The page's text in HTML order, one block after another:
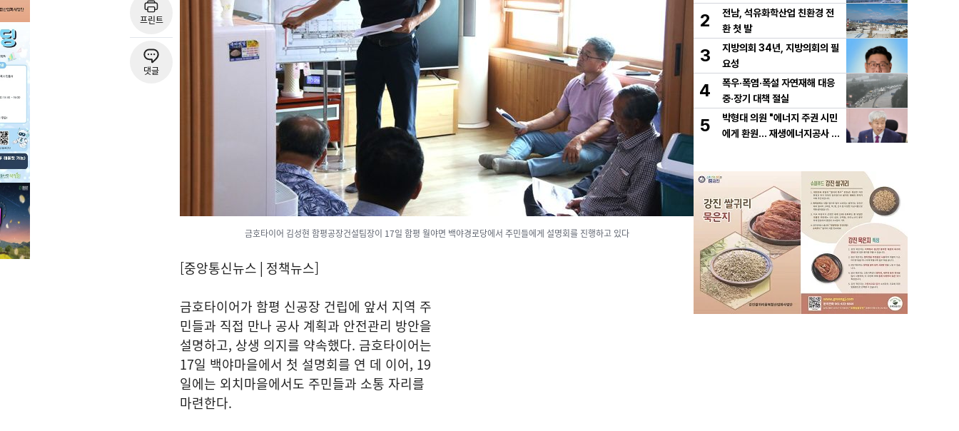
프린트
댓글
금호타이어 김성현 함평공장건설팀장이 17일 함평 월야면 백야경로당에서 주민들에게 설명회를 진행하고 있다
[중앙통신뉴스│정책뉴스]
금호타이어가 함평 신공장 건립에 앞서 지역 주
민들과 직접 만나 공사 계획과 안전관리 방안을
설명하고, 상생 의지를 약속했다. 금호타이어는
17일 백야마을에서 첫 설명회를 연 데 이어, 19
일에는 외치마을에서도 주민들과 소통 자리를
마련한다.
2
전남, 석유화학산업 친환경 전
환 첫 발
3
지방의회 34년, 지방의회의 필
요성
4
폭우·폭염·폭설 자연재해 대응
중·장기 대책 절실
5
박형대 의원 "에너지 주권 시민
에게 환원... 재생에너지공사 서